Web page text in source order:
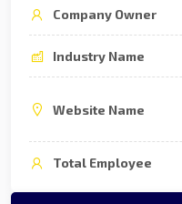
Company Owner
Industry Name
Website Name
Total Employee